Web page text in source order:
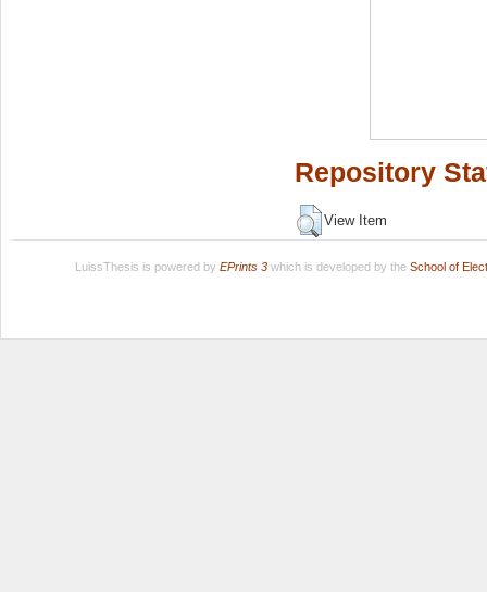
Repository
View Item
LuissThesis is powered by EPrints 3which is developed by the School of